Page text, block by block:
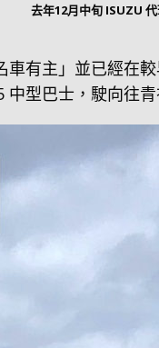
去年12月中旬 ISUZU
車有主」並已經在
型巴士，駛向往青